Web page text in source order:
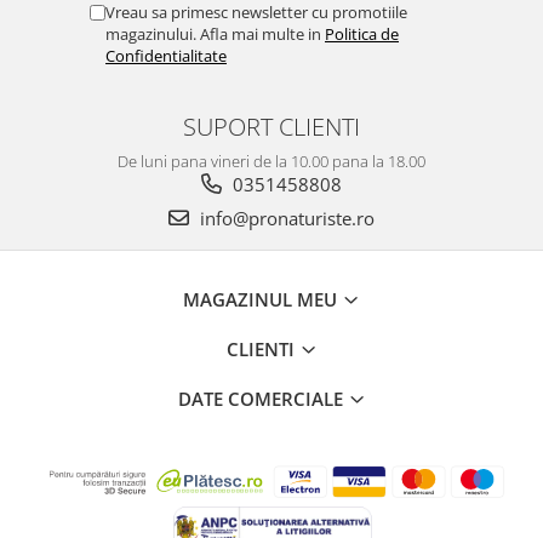
Vreau sa primesc newsletter cu promotiile
magazinului. Afla mai multe in Politica de
Confidentialitate
SUPORT CLIENTI
De luni pana vineri de la 10.00 pana la 18.00
0351458808
info@pronaturiste.ro
MAGAZINUL MEU
CLIENTI
DATE COMERCIALE